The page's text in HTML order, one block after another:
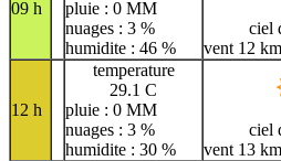
09 h
pluie : 0 MM
nuages : 3 %
humidite : 46 %
ciel
vent 12
12 h
temperature
29.1 C
pluie : 0 MM
nuages : 3 %
humidite : 30 %
ciel
vent 13